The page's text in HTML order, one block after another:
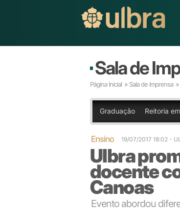
Sala de
Página Inicial » Sala de Imprensa
Graduação Reitoria
Ensino 19/07/2017 18:02 -
Ulbra
docente
Canoas
Evento abordou